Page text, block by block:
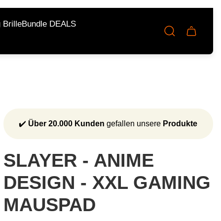
BrilleBundle DEALS
Wagens.
✔️ Über 20.000 Kunden gefallen unsere Produkte
SLAYER - ANIME
DESIGN - XXL GAMING
MAUSPAD